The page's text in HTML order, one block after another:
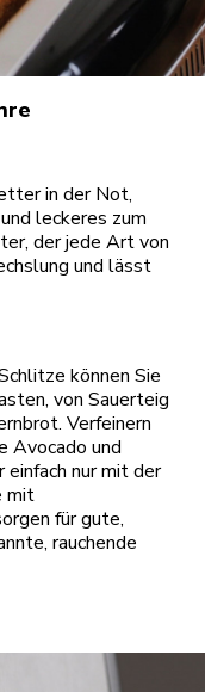
in der Not,
leckeres zum
der jede Art von
und lässt
können Sie
von Sauerteig
Verfeinern
Avocado und
einfach nur mit der
mit
für gute,
rauchende